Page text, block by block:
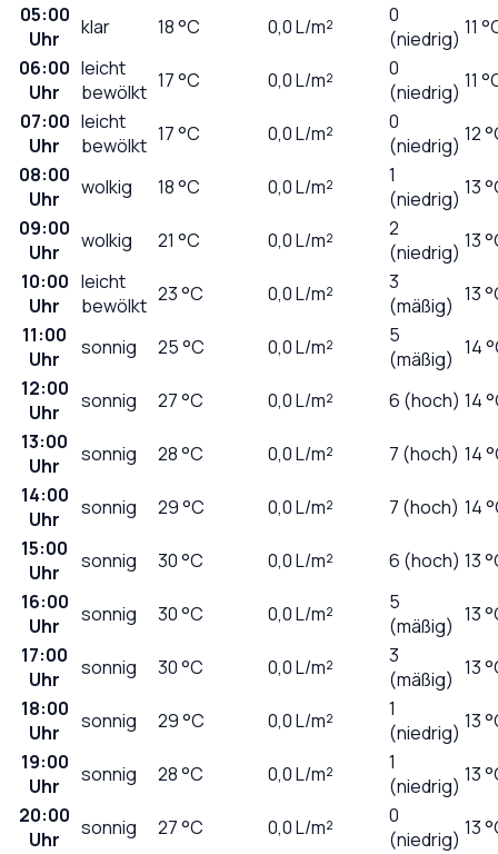
05:00
Uhr
klar 18°C 0,0L/m²
0
(niedrig) 11
06:00
Uhr
leicht
bewölkt 17°C 0,0L/m²
0
(niedrig) 11
07:00
Uhr
leicht
bewölkt 17°C 0,0L/m²
0
(niedrig) 12
08:00
Uhr
wolkig 18°C 0,0L/m²
1
(niedrig) 13
09:00
Uhr
wolkig 21 °C 0,0L/m²
2
(niedrig) 13
10:00
Uhr
leicht
bewölkt 23°C 0,0L/m²
3
(mäßig) 13
11:00
Uhr
sonnig 25°C 0,0L/m²
5
(mäßig) 14
12:00
Uhr
sonnig 27°C 0,0L/m² 6 (hoch) 14
13:00
Uhr
sonnig 28°C 0,0L/m² 7 (hoch) 14
14:00
Uhr
sonnig 29°C 0,0L/m² 7 (hoch) 14
15:00
Uhr
sonnig 30°C 0,0L/m² 6 (hoch) 13
16:00
Uhr
sonnig 30°C 0,0L/m²
5
(mäßig) 13
17:00
Uhr
sonnig 30°C 0,0L/m²
3
(mäßig) 13
18:00
Uhr
sonnig 29°C 0,0L/m²
1
(niedrig) 13
19:00
Uhr
sonnig 28°C 0,0L/m²
1
(niedrig) 13
20:00
Uhr
sonnig 27°C 0,0L/m²
0
(niedrig) 13